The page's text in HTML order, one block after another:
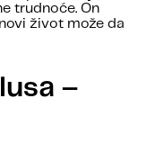
trudnoće. On
život može da
–